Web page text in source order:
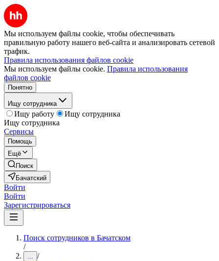
Мы используем файлы cookie, чтобы обеспечивать
правильную работу нашего веб-сайта и анализировать сетевой
трафик.
Правила использования файлов cookie
Мы используем файлы cookie. Правила использования
файлов cookie
Понятно
Ищу сотрудника
Ищу работу
Ищу сотрудника
Ищу сотрудника
Сервисы
Помощь
Ещё
Поиск
Бачатский
Войти
Войти
Зарегистрироваться
Поиск сотрудников в Бачатском
/
... /